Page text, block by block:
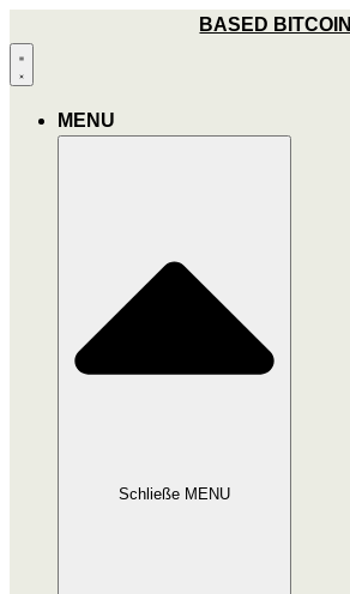
Inhalt
wechseln
BASED BITCOIN
MENU
Schließe MENU